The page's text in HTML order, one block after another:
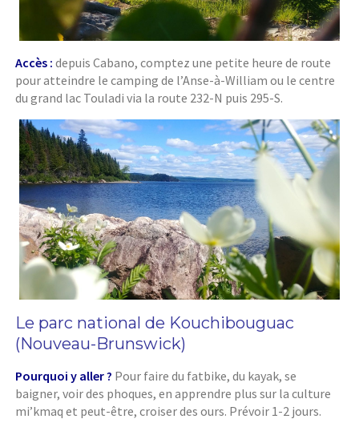
Accès : depuis Cabano, comptez une petite heure de route
pour atteindre le camping de l’Anse-à-William ou le centre
du grand lac Touladi via la route 232-N puis 295-S.
Le parc national de Kouchibouguac
(Nouveau-Brunswick)
Pourquoi y aller ? Pour faire du fatbike, du kayak, se
baigner, voir des phoques, en apprendre plus sur la culture
mi’kmaq et peut-être, croiser des ours. Prévoir 1-2 jours.